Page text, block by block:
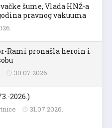
šume, Vlada HNŽ-a
pravnog vakuuma
Rami pronašla heroin i
30.07.2026.
2026.)
31.07.2026.